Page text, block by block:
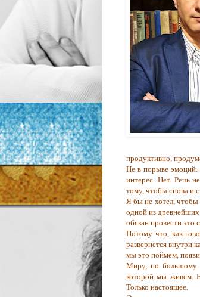
продуктивно,
Не в порыве эмоций.
интерес. Нет. Речь
тому, чтобы снова и
Я бы не хотел, чтобы
одной из
обязан провести это
Потому что, как
развернется внутри
мы это поймем,
Миру, по большому
которой мы живем.
Только настоящее.